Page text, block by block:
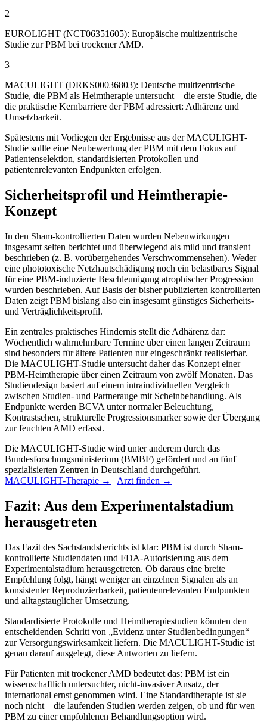
2
EUROLIGHT (NCT06351605): Europäische multizentrische
Studie zur PBM bei trockener AMD.
3
MACULIGHT (DRKS00036803): Deutsche multizentrische
Studie, die PBM als Heimtherapie untersucht – die erste Studie, die
die praktische Kernbarriere der PBM adressiert: Adhärenz und
Umsetzbarkeit.
Spätestens mit Vorliegen der Ergebnisse aus der MACULIGHT-
Studie sollte eine Neubewertung der PBM mit dem Fokus auf
Patientenselektion, standardisierten Protokollen und
patientenrelevanten Endpunkten erfolgen.
Sicherheitsprofil und Heimtherapie-
Konzept
In den Sham-kontrollierten Daten wurden Nebenwirkungen
insgesamt selten berichtet und überwiegend als mild und transient
beschrieben (z. B. vorübergehendes Verschwommensehen). Weder
eine phototoxische Netzhautschädigung noch ein belastbares Signal
für eine PBM-induzierte Beschleunigung atrophischer Progression
wurden beschrieben. Auf Basis der bisher publizierten kontrollierten
Daten zeigt PBM bislang also ein insgesamt günstiges Sicherheits-
und Verträglichkeitsprofil.
Ein zentrales praktisches Hindernis stellt die Adhärenz dar:
Wöchentlich wahrnehmbare Termine über einen langen Zeitraum
sind besonders für ältere Patienten nur eingeschränkt realisierbar.
Die MACULIGHT-Studie untersucht daher das Konzept einer
PBM-Heimtherapie über einen Zeitraum von zwölf Monaten. Das
Studiendesign basiert auf einem intraindividuellen Vergleich
zwischen Studien- und Partnerauge mit Scheinbehandlung. Als
Endpunkte werden BCVA unter normaler Beleuchtung,
Kontrastsehen, strukturelle Progressionsmarker sowie der Übergang
zur feuchten AMD erfasst.
Die MACULIGHT-Studie wird unter anderem durch das
Bundesforschungsministerium (BMBF) gefördert und an fünf
spezialisierten Zentren in Deutschland durchgeführt.
MACULIGHT-Therapie → | Arzt finden →
Fazit: Aus dem Experimentalstadium
herausgetreten
Das Fazit des Sachstandsberichts ist klar: PBM ist durch Sham-
kontrollierte Studiendaten und FDA-Autorisierung aus dem
Experimentalstadium herausgetreten. Ob daraus eine breite
Empfehlung folgt, hängt weniger an einzelnen Signalen als an
konsistenter Reproduzierbarkeit, patientenrelevanten Endpunkten
und alltagstauglicher Umsetzung.
Standardisierte Protokolle und Heimtherapiestudien könnten den
entscheidenden Schritt von „Evidenz unter Studienbedingungen“
zur Versorgungswirksamkeit liefern. Die MACULIGHT-Studie ist
genau darauf ausgelegt, diese Antworten zu liefern.
Für Patienten mit trockener AMD bedeutet das: PBM ist ein
wissenschaftlich untersuchter, nicht-invasiver Ansatz, der
international ernst genommen wird. Eine Standardtherapie ist sie
noch nicht – die laufenden Studien werden zeigen, ob und für wen
PBM zu einer empfohlenen Behandlungsoption wird.